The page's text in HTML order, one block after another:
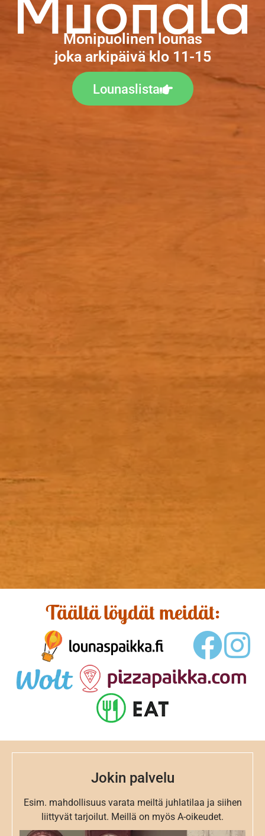
Monipuolinen lounas
joka arkipäivä klo 11-15
Lounaslista
Täältä löydät meidät:
Jokin palvelu
Esim. mahdollisuus varata meiltä juhlatilaa ja siihen
liittyvät tarjoilut. Meillä on myös A-oikeudet.